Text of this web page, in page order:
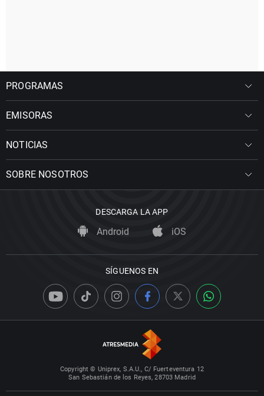
PROGRAMAS
EMISORAS
NOTICIAS
SOBRE NOSOTROS
DESCARGA LA APP
Android iOS
SÍGUENOS EN
Copyright © Uniprex, S.A.U., C/ Fuerteventura 12
San Sebastián de los Reyes, 28703 Madrid